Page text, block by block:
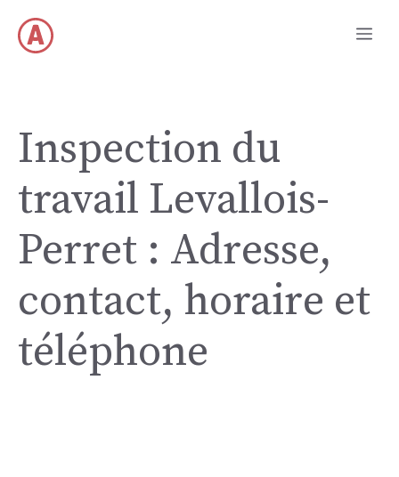
contenu
Inspection du
travail Levallois-
Perret : Adresse,
contact, horaire et
téléphone